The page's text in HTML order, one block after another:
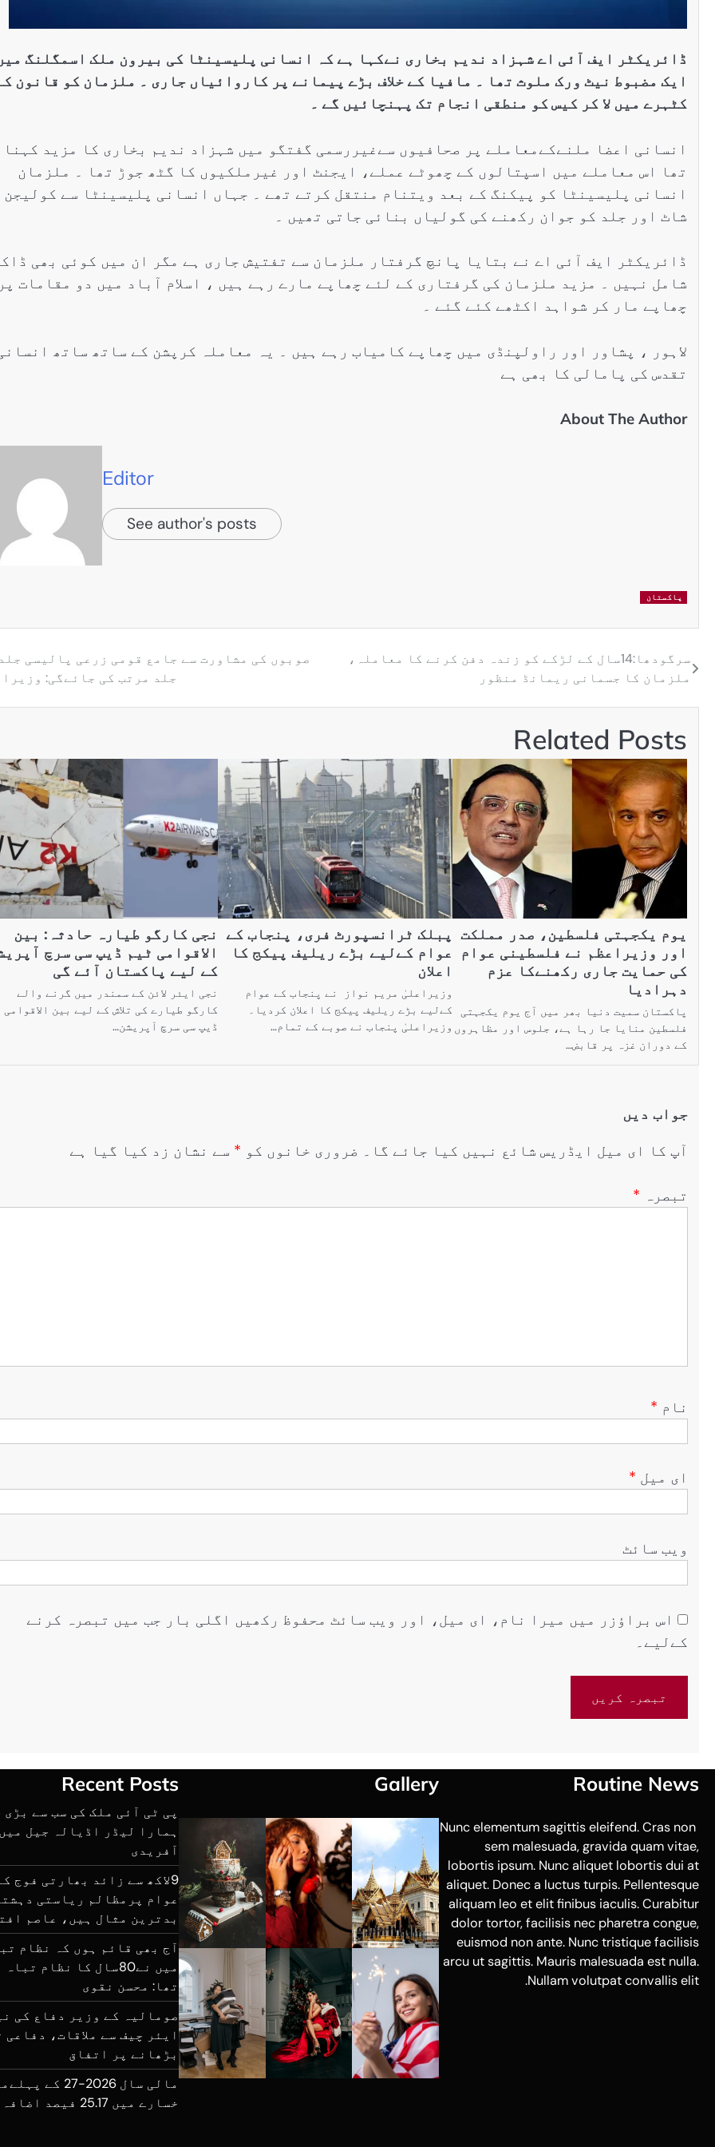
ڈائریکٹر ایف آئی اے شہزاد ندیم بخاری نےکہا ہے کہ انسانی پلیسینٹا کی بیرون ملک اسمگلنگ
ایک مضبوط نیٹ ورک ملوث تھا ۔ مافیا کے خلاف بڑے پیمانے پر کاروائیاں جاری ۔ ملزمان کو قانون
کٹہرے میں لا کر کیس کو منطقی انجام تک پہنچائیں گے ۔
انسانی اعضا ملنےکےمعاملے پر صحافیوں سےغیررسمی گفتگو میں شہزاد ندیم بخاری کا مزید کہنا
تھا اس معاملے میں اسپتالوں کے چھوٹے عملے، ایجنٹ اور غیرملکیوں کا گٹھ جوڑ تھا ۔ ملزمان
انسانی پلیسینٹا کو پیکنگ کے بعد ویتنام منتقل کرتے تھے ۔ جہاں انسانی پلیسینٹا سے کولیجن
شاٹ اور جلد کو جوان رکھنے کی گولیاں بنائی جاتی تھیں ۔
ڈائریکٹر ایف آئی اے نے بتایا پانچ گرفتار ملزمان سے تفتیش جاری ہے مگر ان میں کوئی بھی
شامل نہیں ۔ مزید ملزمان کی گرفتاری کے لئے چھاپے مارے رہے ہیں ، اسلام آباد میں دو مقامات پر
چھاپے مار کر شواہد اکٹھے کئے گئے ۔
لاہور ، پشاور اور راولپنڈی میں چھاپے کامیاب رہے ہیں ۔ یہ معاملہ کرپشن کے ساتھ ساتھ
تقدس کی پامالی کا بھی ہے
About The Author
Editor
See author's posts
پاکستان
سرگودھا:14سال کے لڑکے کو زندہ دفن کرنے کا معاملہ،
ملزمان کا جسمانی ریمانڈ منظور
صوبوں کی مشاورت سے جامع قومی زرعی پالیسی
جلد مرتب کی جائےگی:
Related Posts
یوم یکجہتی فلسطین، صدر مملکت
اور وزیراعظم نے فلسطینی عوام
کی حمایت جاری رکھنےکا عزم
دہرادیا
پاکستان سمیت دنیا بھر میں آج یوم یکجہتی
فلسطین منایا جا رہا ہے، جلوس اور مظاہروں
کے دوران غزہ پر قابض…
پبلک ٹرانسپورٹ فری، پنجاب کے
عوام کےلیے بڑے ریلیف پیکج کا
اعلان
وزیراعلیٰ مریم نواز نے پنجاب کے عوام
کےلیے بڑے ریلیف پیکج کا اعلان کردیا۔
وزیراعلیٰ پنجاب نے صوبے کے تمام…
نجی کارگو طیارہ حادثہ: بین
الاقوامی ٹیم ڈیپ سی سرچ
کے لیے پاکستان آئے گی
نجی ایئر لائن کے سمندر میں گرنے والے
کارگو طیارے کی تلاش کے لیے بین الاقوامی
ڈیپ سی سرچ آپریشن…
جواب دیں
آپ کا ای میل ایڈریس شائع نہیں کیا جائے گا۔ ضروری خانوں کو * سے نشان زد کیا گیا ہے
تبصرہ *
نام *
ای میل *
ویب‌ سائٹ
اس براؤزر میں میرا نام، ای میل، اور ویب سائٹ محفوظ رکھیں اگلی بار جب میں تبصرہ کرنے
کےلیے۔
Routine News
Nunc elementum sagittis eleifend. Cras non
sem malesuada, gravida quam vitae,
lobortis ipsum. Nunc aliquet lobortis dui at
aliquet. Donec a luctus turpis. Pellentesque
aliquam leo et elit finibus iaculis. Curabitur
dolor tortor, facilisis nec pharetra congue,
euismod non ante. Nunc tristique facilisis
arcu ut sagittis. Mauris malesuada est nulla.
Nullam volutpat convallis elit.
Gallery
Recent Posts
پی ٹی آئی ملک کی سب سے بڑی
ہمارا لیڈر اڈیالہ جیل
آفریدی
9لاکھ سے زائد بھارتی فوج
عوام پرمظالم ریاستی
بدترین مثال ہیں، عاصم
آج بھی قائم ہوں کہ نظام
میں نے80سال کا نظام
تھا: محسن نقوی
صومالیہ کے وزیر دفاع کی
ایئر چیف سے ملاقات، دفاعی
بڑھانے پر اتفاق
مالی سال 2026-
خسارے میں 25.17 فیصد اضافہ